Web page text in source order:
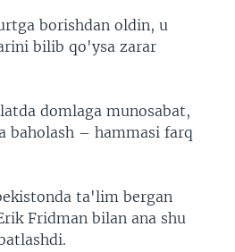
borishdan oldin, u
bilib qo'ysa zarar
domlaga munosabat,
baholash – hammasi farq
ta'lim bergan
Fridman bilan ana shu